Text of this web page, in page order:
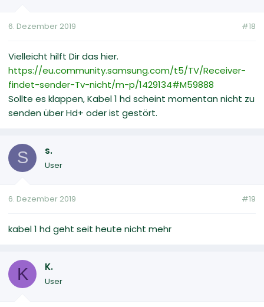
6. Dezember 2019 #18
Vielleicht hilft Dir das hier.
https://eu.community.samsung.com/t5/TV/Receiver-
findet-sender-Tv-nicht/m-p/1429134#M59888
Sollte es klappen, Kabel 1 hd scheint momentan nicht zu
senden über Hd+ oder ist gestört.
S s.
User
6. Dezember 2019 #19
kabel 1 hd geht seit heute nicht mehr
K K.
User